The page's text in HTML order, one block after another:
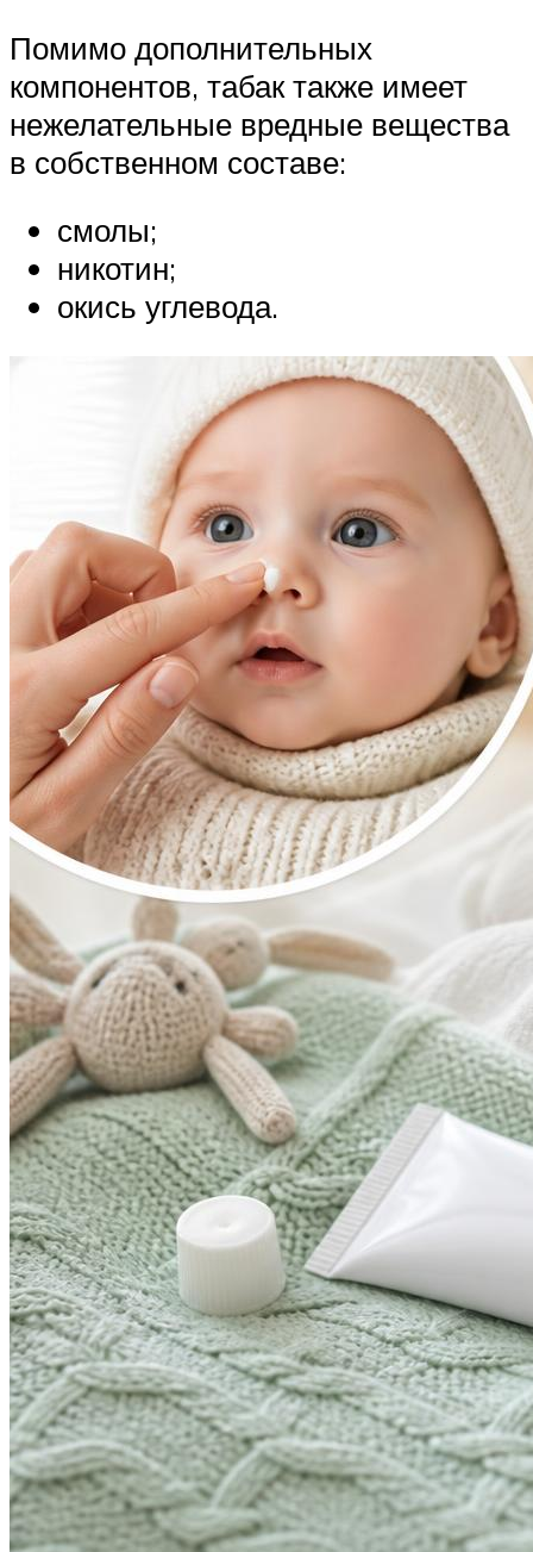
Помимо дополнительных
компонентов, табак также имеет
нежелательные вредные вещества
в собственном составе:
смолы;
никотин;
окись углевода.